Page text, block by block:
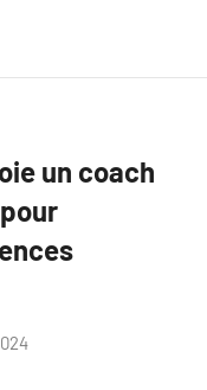
un coach